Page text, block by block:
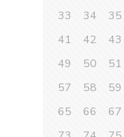
33
34 35
41
42 43
49
50 51
57
58 59
65
66 67